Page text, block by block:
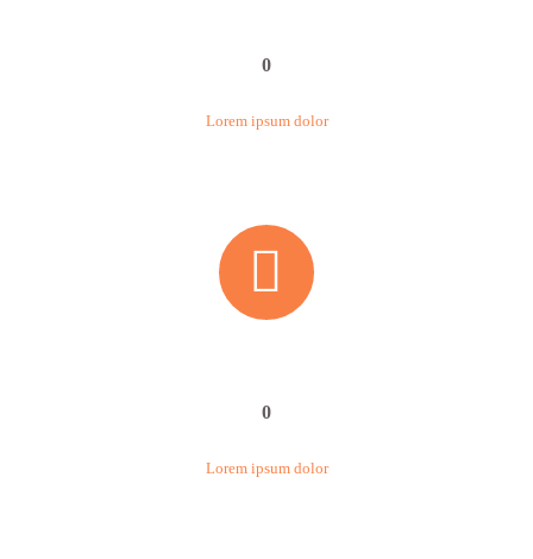
0
Lorem ipsum dolor


0
Lorem ipsum dolor